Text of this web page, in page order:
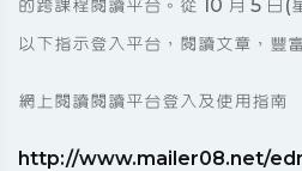
的跨課程閱讀平台。從 10 月 5 日(
以下指示登入平台，閱讀文章，豐
網上閱讀閱讀平台登入及使用指南
http://www.mailer08.net/